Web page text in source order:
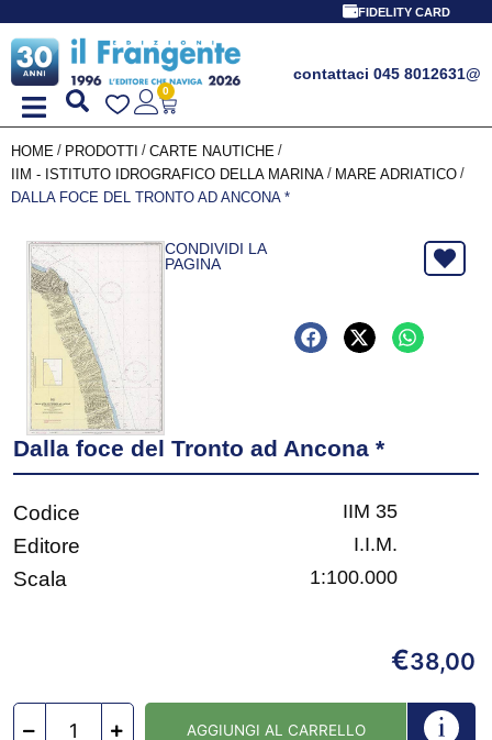
FIDELITY CARD
contattaci 045 8012631@
0
HOME / PRODOTTI / CARTE NAUTICHE /
IIM - ISTITUTO IDROGRAFICO DELLA MARINA / MARE ADRIATICO /
DALLA FOCE DEL TRONTO AD ANCONA *
CONDIVIDI LA
PAGINA
Dalla foce del Tronto ad Ancona *
Codice IIM 35
Editore I.I.M.
Scala 1:100.000
€38,00
AGGIUNGI AL CARRELLO